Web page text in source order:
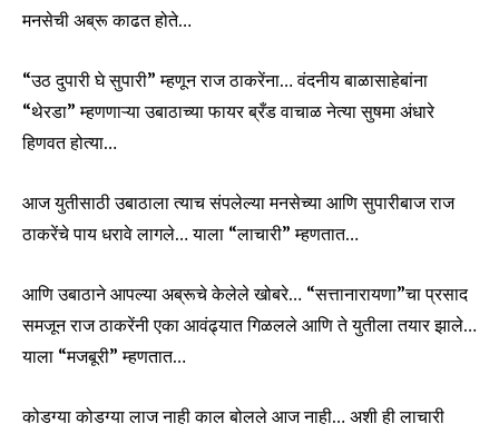
मनसेची अब्रू काढत होते…
“उठ दुपारी घे सुपारी” म्हणून राज ठाकरेंना… वंदनीय बाळासाहेबांना
“थेरडा” म्हणणाऱ्या उबाठाच्या फायर ब्रँड वाचाळ नेत्या सुषमा अंधारे
हिणवत होत्या…
आज युतीसाठी उबाठाला त्याच संपलेल्या मनसेच्या आणि सुपारीबाज राज
ठाकरेंचे पाय धरावे लागले… याला “लाचारी” म्हणतात…
आणि उबाठाने आपल्या अब्रूचे केलेले खोबरे… “सत्तानारायणा”चा प्रसाद
समजून राज ठाकरेंनी एका आवंढ्यात गिळलले आणि ते युतीला तयार झाले…
याला “मजबूरी” म्हणतात…
कोडग्या कोडग्या लाज नाही काल बोलले आज नाही… अशी ही लाचारी